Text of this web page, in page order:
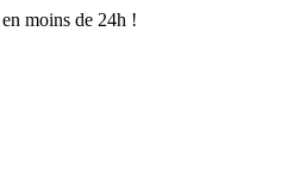
moins de 24h !